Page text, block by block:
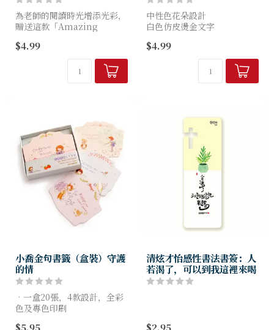
為老師的閱讀時光增添光彩，
贈送這款「Amazing
籤組。這款迷人的禮物能輕巧
夾在書頁間，默默傳遞感謝
——感謝她如何啟迪年輕心
$4.99
中性色花朵設計
白色仿皮燙金文字
結尾茶色緞帶
獨立包裝於 PVC 袋中
$4.99
小喬金句書籤（盒裝）守護
的情
•一盒20張，4款設計，全彩
色及專色印刷
$5.95
清炫才怡感性書法書簽：人
若渴了，可以到我這裡來喝
$2.95